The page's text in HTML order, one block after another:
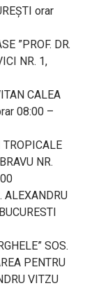
orar
”PROF. DR.
NR. 1,
CALEA
08:00 –
NR.
ALEXANDRU
SOS.
PENTRU
VITZU